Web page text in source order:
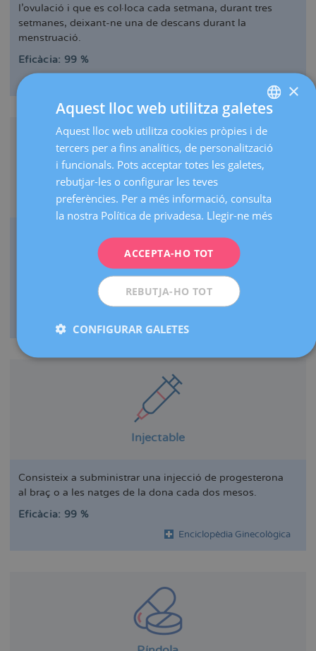
l'ovulació i que es col·loca cada setmana, durant tres
setmanes, deixant-ne una de descans durant la
menstruació.
Eficàcia: 99 %
Anella vaginal
És un cèrcol de plàstic, flexible i suau de 5 cm de
diàmetre que es col·loca a la vagina durant tres
setmanes, amb un descans d'una setmana durant la
Injectable
Consisteix a subministrar una injecció de progesterona
al braç o a les natges de la dona cada dos mesos.
Eficàcia: 99 %
Enciclopèdia Ginecològica
SPANISH
CATALÀ
FRENCH
×
Aquest lloc web utilitza galetes
Aquest lloc web utilitza cookies pròpies i de
tercers per a fins analítics, de personalització
i funcionals. Pots acceptar totes les galetes,
rebutjar-les o configurar les teves
preferències. Per a més informació, consulta
la nostra Política de privadesa. Llegir-ne més
ACCEPTA-HO TOT
REBUTJA-HO TOT
CONFIGURAR GALETES